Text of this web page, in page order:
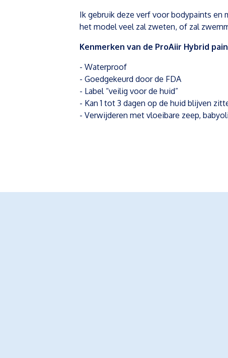
Ik gebruik deze verf voor bodypaints en
het model veel zal zweten, of zal
Kenmerken van de ProAiir Hybrid
- Waterproof
- Goedgekeurd door de FDA
- Label “veilig voor de huid”
- Kan 1 tot 3 dagen op de huid blijven
- Verwijderen met vloeibare zeep,